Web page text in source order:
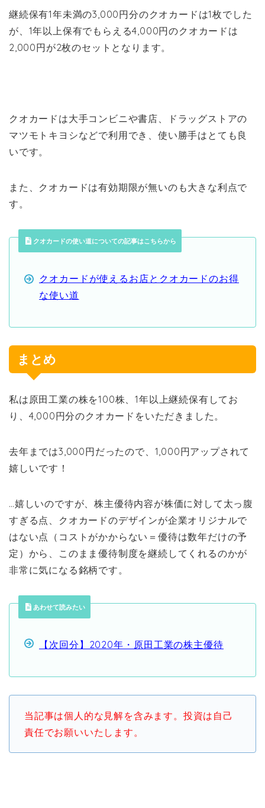
継続保有1年未満の3,000円分のクオカードは1枚でした
が、1年以上保有でもらえる4,000円のクオカードは
2,000円が2枚のセットとなります。
クオカードは大手コンビニや書店、ドラッグストアの
マツモトキヨシなどで利用でき、使い勝手はとても良
いです。
また、クオカードは有効期限が無いのも大きな利点で
す。
クオカードの使い道についての記事はこちらから
クオカードが使えるお店とクオカードのお得
な使い道
まとめ
私は原田工業の株を100株、1年以上継続保有してお
り、4,000円分のクオカードをいただきました。
去年までは3,000円だったので、1,000円アップされて
嬉しいです！
…嬉しいのですが、株主優待内容が株価に対して太っ腹
すぎる点、クオカードのデザインが企業オリジナルで
はない点（コストがかからない＝優待は数年だけの予
定）から、このまま優待制度を継続してくれるのかが
非常に気になる銘柄です。
あわせて読みたい
【次回分】2020年・原田工業の株主優待
当記事は個人的な見解を含みます。投資は自己
責任でお願いいたします。